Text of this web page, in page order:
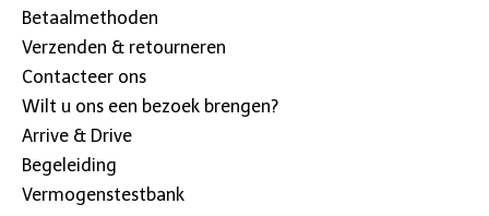
Betaalmethoden
Verzenden & retourneren
Contacteer ons
Wilt u ons een bezoek brengen?
Arrive & Drive
Begeleiding
Vermogenstestbank